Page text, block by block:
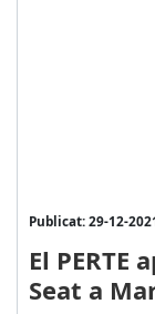
Publicat: 29-12-
El
Seat a